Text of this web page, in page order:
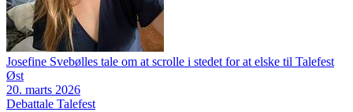
Josefine Svebølles tale om at scrolle i stedet for at elske til Talefest
Øst
20. marts 2026
Debattale Talefest